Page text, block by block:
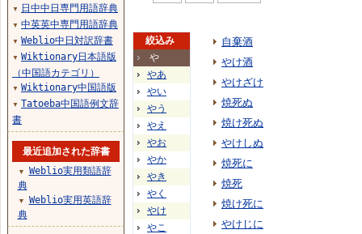
絞込み
や
やあ
やい
やう
やえ
やお
やか
やき
やく
やけ
やこ
自棄酒
やけ酒
やけざけ
焼死ぬ
焼け死ぬ
やけしぬ
焼死に
焼死
焼け死に
やけじに
▼ 日中中日専門用語辞典
▼ 中英英中専門用語辞典
▼ Weblio中日対訳辞書
▼ Wiktionary日本語版
（中国語カテゴリ）
▼ Wiktionary中国語版
▼ Tatoeba中国語例文辞
書
最近追加された辞書
▼
Weblio実用類語辞
典
▼
Weblio実用英語辞
典